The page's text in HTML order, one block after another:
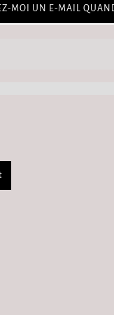
MOI UN E-MAIL